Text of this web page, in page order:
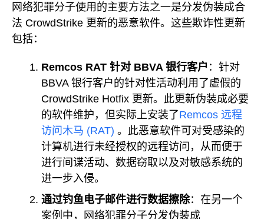
网络犯罪分子使用的主要方法之一是分发伪装成合
法 CrowdStrike 更新的恶意软件。这些欺诈性更新
包括：
Remcos RAT 针对 BBVA 银行客户 ：针对
BBVA 银行客户的针对性活动利用了虚假的
CrowdStrike Hotfix 更新。此更新伪装成必要
的软件维护，但实际上安装了Remcos 远程
访问木马 (RAT) 。此恶意软件可对受感染的
计算机进行未经授权的远程访问，从而便于
进行间谍活动、数据窃取以及对敏感系统的
进一步入侵。
通过钓鱼电子邮件进行数据擦除：在另一个
案例中，网络犯罪分子分发伪装成